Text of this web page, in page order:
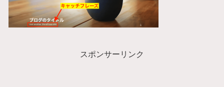
スポンサーリンク